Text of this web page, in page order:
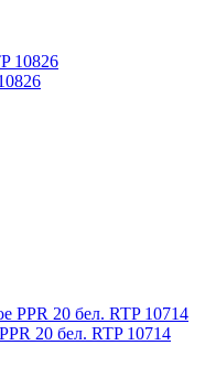
20 бел. RTP 10714